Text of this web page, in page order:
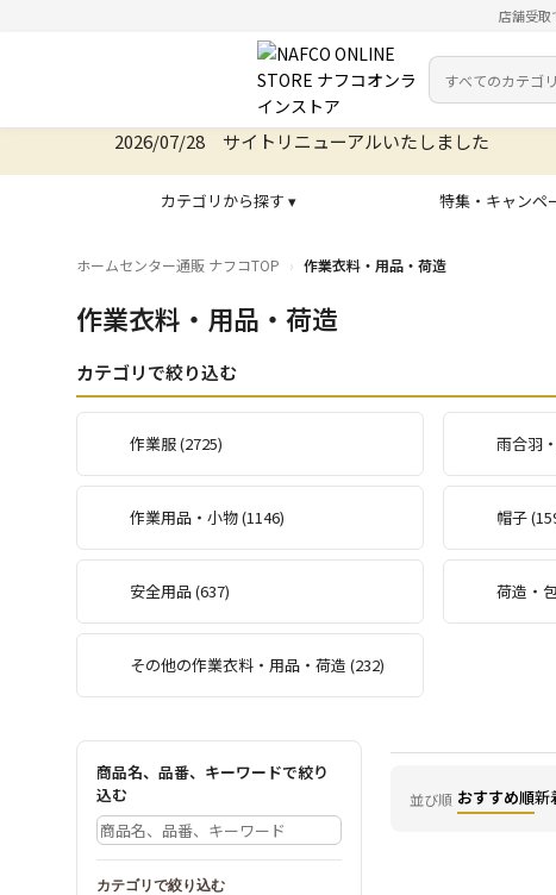
店舗受取
カテゴリ
検索キーワード
2026/07/28 サイトリニューアルいたしました
カテゴリから探す ▾ 特集・キャンペ
ホームセンター通販 ナフコTOP 作業衣料・用品・荷造
作業衣料・用品・荷造
カテゴリで絞り込む
作業服 (2725) 雨合羽
作業用品・小物 (1146) 帽子
安全用品 (637) 荷造・
その他の作業衣料・用品・荷造 (232)
商品名、品番、キーワードで絞り
込む
カテゴリで絞り込む
並び順 おすすめ順新